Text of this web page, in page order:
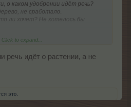
о каком удобрении идёт речь?
не сработало.
ли хочет? Не хотелось бы
Хром Версия: 150.0.7871.47
Click to expand...
речь идёт о растении, а не
это.